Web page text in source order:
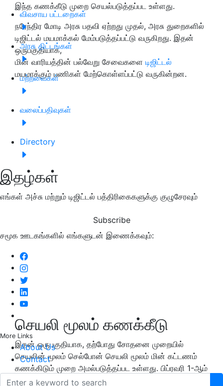
விவசாய பட்டறைகள்
அரசு திட்டங்கள்
மற்றவைகள்
வலைப்பதிவுகள்
Directory
இதழ்கள்
எங்கள் அச்சு மற்றும் டிஜிட்டல் பத்திரிகைகளுக்கு குழுசேரவும்
Subscribe
சமூக ஊடகங்களில் எங்களுடன் இணைக்கவும்:
More Links
About Us
Contact
இந்த கணக்கீடு முறை செயல்படுத்தப்பட உள்ளது.
நரேந்திர மோடி அரசு பதவி ஏற்றது முதல், அரசு துறைகளில்
டிஜிட்டல் மயமாக்கல் மேம்படுத்தப்பட்டு வருகிறது. இதன்
ஒருபகுதியாக,
மின் வாரியத்தின் பல்வேறு சேவைகளை டிஜிட்டல்
மயமாக்கும் பணிகள் மேற்கொள்ளப்பட்டு வருகின்றன.
செயலி மூலம் கணக்கீடு
இதன் ஒருபகுதியாக, தற்போது சோதனை முறையில்
செயலின் மூலம் செல்போன் செயலி மூலம் மின் கட்டணம்
கணக்கிடும் முறை அமல்படுத்தப்பட உள்ளது. பிப்ரவரி 1-ஆம்
தேதி முதல் கைபேசி செயலி மூலம் மின் கட்டணம்